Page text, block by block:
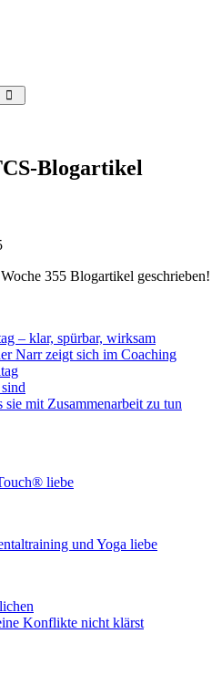
Blogartikel
355 Blogartikel geschrieben!
– klar, spürbar, wirksam
Narr zeigt sich im Coaching
mit Zusammenarbeit zu tun
liebe
und Yoga liebe
Konflikte nicht klärst